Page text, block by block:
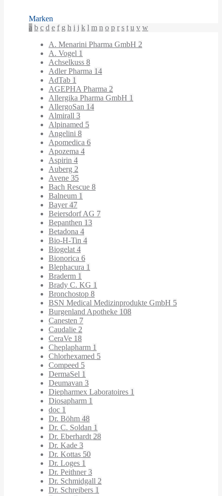
Marken
a b c d e f g h i j k l m n o p r s t u v w
A. Menarini Pharma GmbH 2
A. Vogel 1
Achselkuss 8
Adler Pharma 14
AdTab 1
AGEPHA Pharma 2
Allergika Pharma GmbH 1
AllergoSan 14
Almirall 3
Alpinamed 5
Angelini 8
Apomedica 6
Apozema 4
Aspirin 4
Auberg 2
Avene 35
Bach Rescue 8
Balneum 1
Bayer47
Beiersdorf AG 7
Bepanthen 13
Betadona 4
Bio-H-Tin 4
Biogelat 4
Bionorica 6
Blephacura 1
Braderm 1
Brady C. KG 1
Bronchostop 8
BSN Medical Medizinprodukte GmbH 5
Burgenland Apotheke 108
Canesten 7
Caudalie 2
CeraVe 18
Cheplapharm 1
Chlorhexamed 5
Compeed 5
DermaSel 1
Deumavan 3
Diepharmex Laboratoires 1
Diosapharm 1
doc 1
Dr. Böhm 48
Dr. C. Soldan 1
Dr. Eberhardt 28
Dr. Kade 3
Dr. Kottas 50
Dr. Loges 1
Dr. Peithner3
Dr. Schmidgall 2
Dr. Schreibers 1